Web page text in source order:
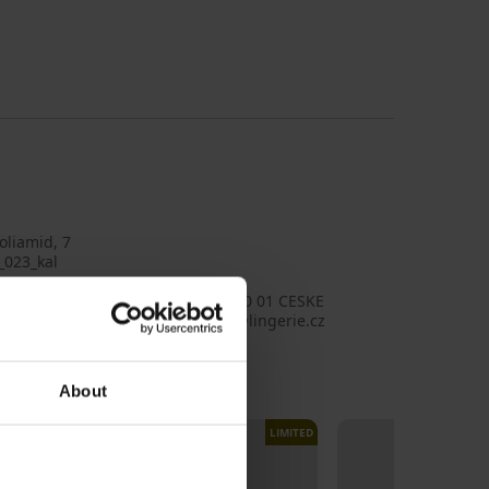
About
7
s.r.o., adresa: RIEGROVA 51, 370 01 CESKE
Czechia, e-mail: emporio@lingerie.cz
LIMITED